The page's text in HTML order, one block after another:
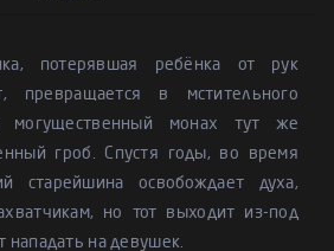
потерявшая ребёнка от рук
превращается в мстительного
могущественный монах тут же
гроб. Спустя годы, во время
старейшина освобождает духа,
но тот выходит из-под
нападать на девушек.